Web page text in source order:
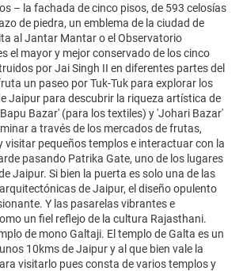
– la fachada de cinco pisos, de 593 celosías
de piedra, un emblema de la ciudad de
al Jantar Mantar o el Observatorio
el mayor y mejor conservado de los cinco
por Jai Singh II en diferentes partes del
un paseo por Tuk-Tuk para explorar los
Jaipur para descubrir la riqueza artística de
Bazar' (para los textiles) y 'Johari Bazar'
a través de los mercados de frutas,
visitar pequeños templos e interactuar con la
pasando Patrika Gate, uno de los lugares
Jaipur. Si bien la puerta es solo una de las
de Jaipur, el diseño opulento
Y las pasarelas vibrantes e
un fiel reflejo de la cultura Rajasthani.
de mono Galtaji. El templo de Galta es un
10kms de Jaipur y al que bien vale la
visitarlo pues consta de varios templos y